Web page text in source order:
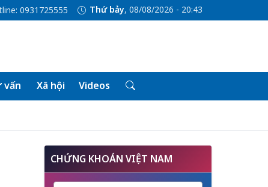
0931725555 Thứ bảy, 08/08/2026 - 20:43
vấn Xã hội Videos
CHỨNG KHOÁN VIỆT NAM